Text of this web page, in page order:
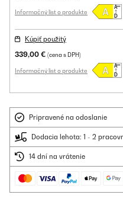
Informačný list o produkte
Kúpiť použitý
339,00 € (cena s DPH)
Informačný list o produkte
Pripravené na odoslanie
Dodacia lehota: 1 - 2
14 dní na vrátenie